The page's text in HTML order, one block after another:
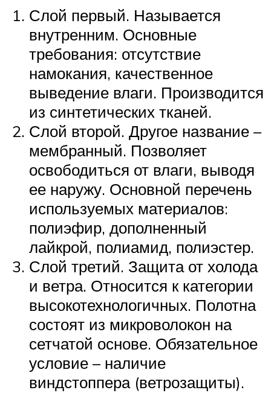
Слой первый. Называется
внутренним. Основные
требования: отсутствие
намокания, качественное
выведение влаги. Производится
из синтетических тканей.
Слой второй. Другое название –
мембранный. Позволяет
освободиться от влаги, выводя
ее наружу. Основной перечень
используемых материалов:
полиэфир, дополненный
лайкрой, полиамид, полиэстер.
Слой третий. Защита от холода
и ветра. Относится к категории
высокотехнологичных. Полотна
состоят из микроволокон на
сетчатой основе. Обязательное
условие – наличие
виндстоппера (ветрозащиты).